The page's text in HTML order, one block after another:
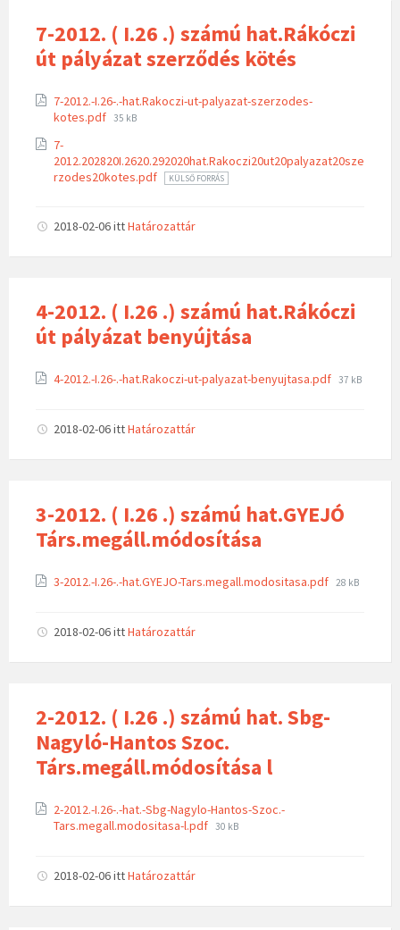
7-2012. ( I.26 .) számú hat.Rákóczi
út pályázat szerződés kötés
7-2012.-I.26-.-hat.Rakoczi-ut-palyazat-szerzodes-
kotes.pdf 35 kB
7-
2012.202820I.2620.292020hat.Rakoczi20ut20palyazat20sze
rzodes20kotes.pdf
KÜLSŐ FORRÁS
2018-02-06ittHatározattár
4-2012. ( I.26 .) számú hat.Rákóczi
út pályázat benyújtása
4-2012.-I.26-.-hat.Rakoczi-ut-palyazat-benyujtasa.pdf 37 kB
2018-02-06ittHatározattár
3-2012. ( I.26 .) számú hat.GYEJÓ
Társ.megáll.módosítása
3-2012.-I.26-.-hat.GYEJO-Tars.megall.modositasa.pdf 28 kB
2018-02-06ittHatározattár
2-2012. ( I.26 .) számú hat. Sbg-
Nagyló-Hantos Szoc.
Társ.megáll.módosítása l
2-2012.-I.26-.-hat.-Sbg-Nagylo-Hantos-Szoc.-
Tars.megall.modositasa-l.pdf 30 kB
2018-02-06ittHatározattár